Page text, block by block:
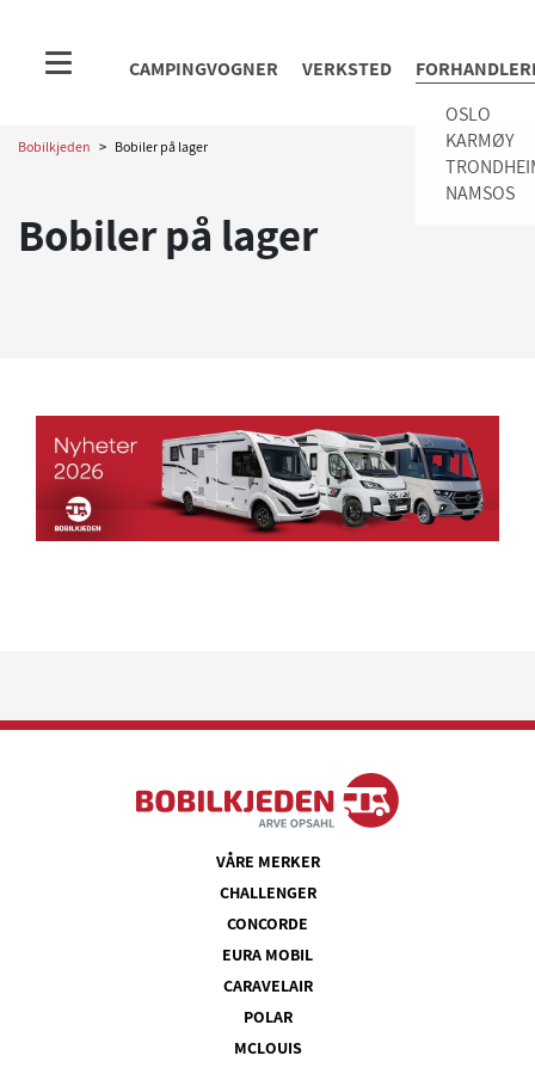
CAMPINGVOGNER VERKSTED
OSLO
KARMØY
NAMSOS
Bobilkjeden > Bobiler på lager
Bobiler på lager
VÅRE MERKER
CHALLENGER
CONCORDE
EURA MOBIL
CARAVELAIR
POLAR
MCLOUIS